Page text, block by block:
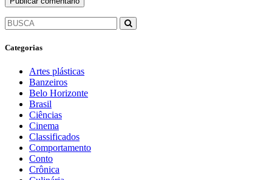
Categorias
Artes plásticas
Banzeiros
Belo Horizonte
Brasil
Ciências
Cinema
Classificados
Comportamento
Conto
Crônica